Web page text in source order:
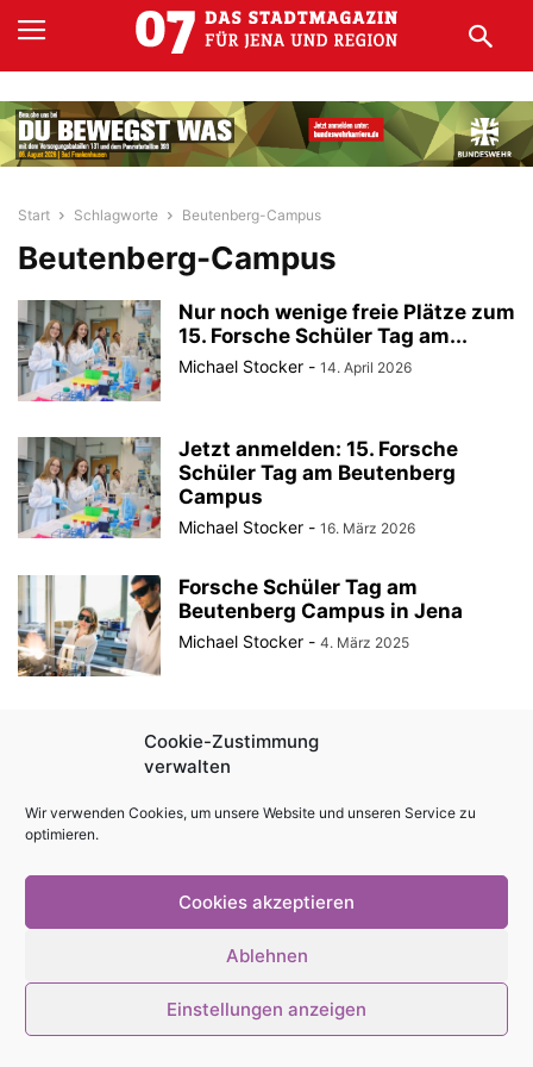
Cookie-Zustimmung
verwalten
Wir verwenden Cookies, um unsere Website und unseren Service zu
optimieren.
Cookies akzeptieren
Ablehnen
Einstellungen anzeigen
Start Schlagworte Beutenberg-Campus
Beutenberg-Campus
Nur noch wenige freie Plätze zum
15. Forsche Schüler Tag am...
Michael Stocker - 14. April 2026
Jetzt anmelden: 15. Forsche
Schüler Tag am Beutenberg
Campus
Michael Stocker - 16. März 2026
Forsche Schüler Tag am
Beutenberg Campus in Jena
Michael Stocker - 4. März 2025
Kontakt Magazin als PDF